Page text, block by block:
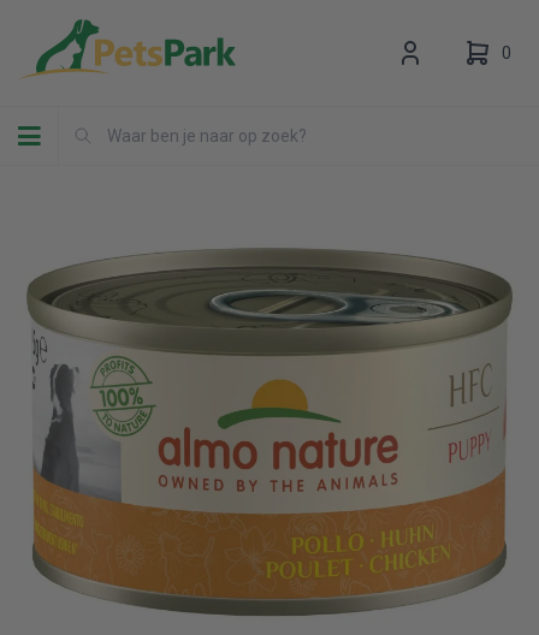
Toggle navigation
0
Uw winkelwagen is leeg.